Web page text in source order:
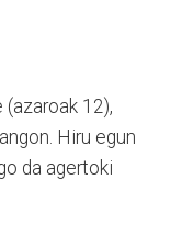
(azaroak 12),
Hiru egun
da agertoki